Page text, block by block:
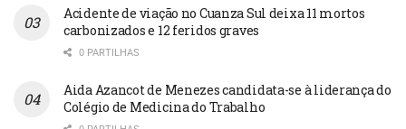
Acidente de viação no Cuanza Sul deixa 11 mortos
carbonizados e 12 feridos graves
0 PARTILHAS
Aida Azancot de Menezes candidata-se à liderança do
Colégio de Medicina do Trabalho